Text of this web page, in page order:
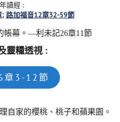
讀經:
路加福音12章32-59節
帳幕。—利未記26章11節
靈糧透視 :
章3-12節
自家的櫻桃、桃子和蘋果園。